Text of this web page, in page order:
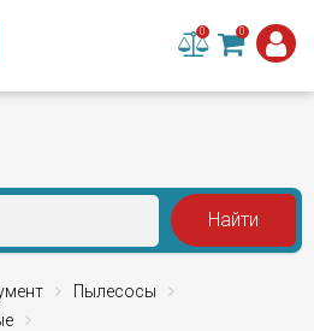
0 0
Пылесосы